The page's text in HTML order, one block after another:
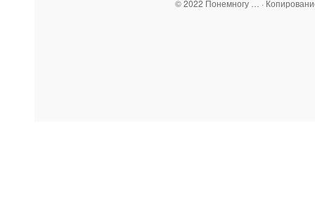
© 2022 Понемногу … ·